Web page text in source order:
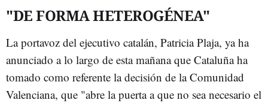
"DE FORMA HETEROGÉNEA"
La portavoz del ejecutivo catalán, Patricia Plaja, ya ha
anunciado a lo largo de esta mañana que Cataluña ha
tomado como referente la decisión de la Comunidad
Valenciana, que "abre la puerta a que no sea necesario el